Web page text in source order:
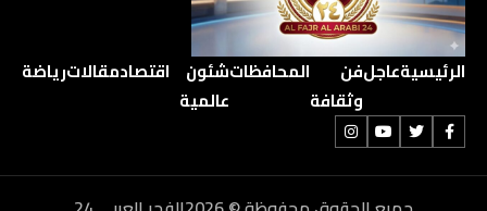
الرئيسيةعاجلفن
وثقافة
المحافظاتشئون
عالمية
اقتصادمقالاترياضة